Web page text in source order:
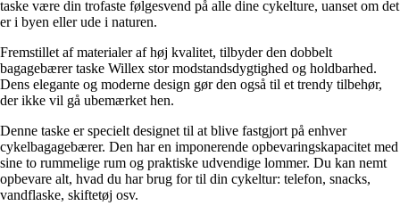
taske være din trofaste følgesvend på alle dine cykelture, uanset om det
er i byen eller ude i naturen.
Fremstillet af materialer af høj kvalitet, tilbyder den dobbelt
bagagebærer taske Willex stor modstandsdygtighed og holdbarhed.
Dens elegante og moderne design gør den også til et trendy tilbehør,
der ikke vil gå ubemærket hen.
Denne taske er specielt designet til at blive fastgjort på enhver
cykelbagagebærer. Den har en imponerende opbevaringskapacitet med
sine to rummelige rum og praktiske udvendige lommer. Du kan nemt
opbevare alt, hvad du har brug for til din cykeltur: telefon, snacks,
vandflaske, skiftetøj osv.